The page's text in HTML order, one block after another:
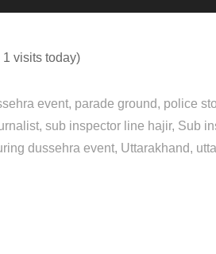
visits today)
event parade ground police
sub inspector line hajir Sub
dussehra event Uttarakhand